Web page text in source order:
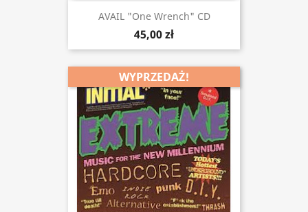
AVAIL "One Wrench" CD
45,00 zł
WYPRZEDAŻ!